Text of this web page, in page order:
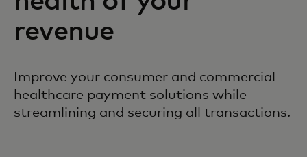
revenue
Improve your consumer and commercial
healthcare payment solutions while
streamlining and securing all transactions.